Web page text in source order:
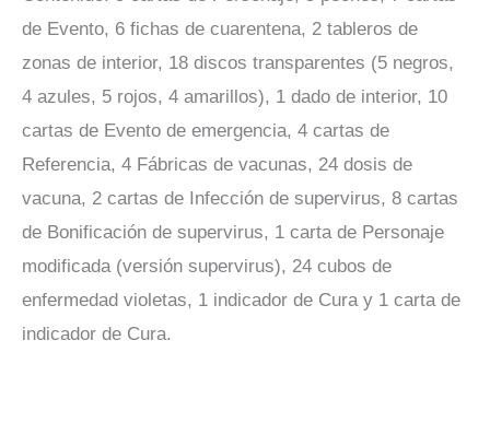
de Evento, 6 fichas de cuarentena, 2 tableros de
zonas de interior, 18 discos transparentes (5 negros,
4 azules, 5 rojos, 4 amarillos), 1 dado de interior, 10
cartas de Evento de emergencia, 4 cartas de
Referencia, 4 Fábricas de vacunas, 24 dosis de
vacuna, 2 cartas de Infección de supervirus, 8 cartas
de Bonificación de supervirus, 1 carta de Personaje
modificada (versión supervirus), 24 cubos de
enfermedad violetas, 1 indicador de Cura y 1 carta de
indicador de Cura.